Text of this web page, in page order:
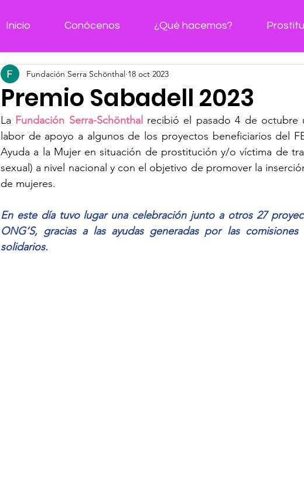
Inicio Conócenos ¿Qué hacemos?
Premio Sabadell 2023
Fundación Serra Schönthal 18 oct 2023
La Fundación Serra-Schönthal recibió el pasado 4 de octubre
labor de apoyo a algunos de los proyectos beneficiarios del
Ayuda a la Mujer en situación de prostitución y/o víctima de
sexual) a nivel nacional y con el objetivo de promover la
de mujeres.
En este día tuvo lugar una celebración junto a otros 27
ONG’S, gracias a las ayudas generadas por las
solidarios.